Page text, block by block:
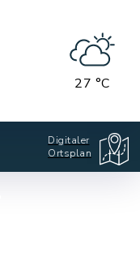
27 °C
Digitaler
Ortsplan